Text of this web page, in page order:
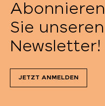
Abonnieren
Sie unseren
Newsletter!
JETZT ANMELDEN